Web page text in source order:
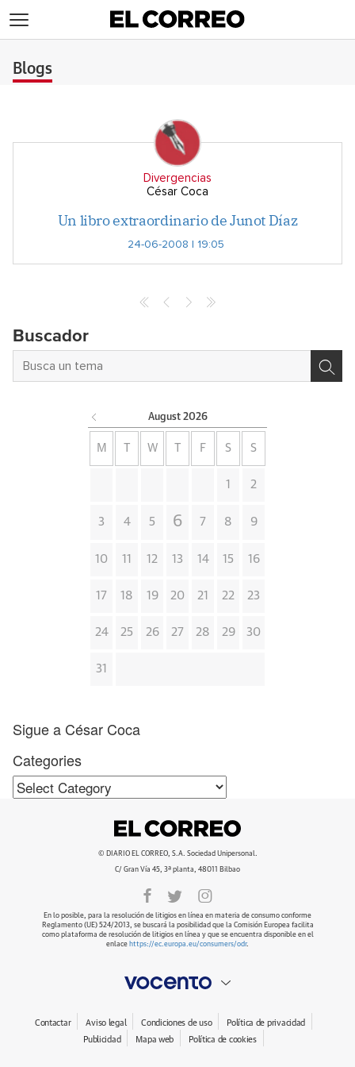
Blogs
Divergencias
César Coca
Un libro extraordinario de Junot Díaz
24-06-2008 | 19:05
Buscador
August 2026
M W F S S
1 2
3 4 5 6 7 8 9
10 11 12 13 14 15 16
17 18 19 20 21 22 23
24 25 26 27 28 29 30
31
Sigue a César Coca
Categories
Categories
© DIARIO EL CORREO, S.A. Sociedad Unipersonal.
C/ Gran Vía 45, 3ª planta, 48011 Bilbao
En lo posible, para la resolución de litigios en línea en materia de consumo conforme
Reglamento (UE) 524/2013, se buscará la posibilidad que la Comisión Europea facilita
como plataforma de resolución de litigios en línea y que se encuentra disponible en el
enlace https://ec.europa.eu/consumers/odr.
Contactar Aviso legal Condiciones de uso
Política de privacidad
Publicidad
Mapa web Política de cookies